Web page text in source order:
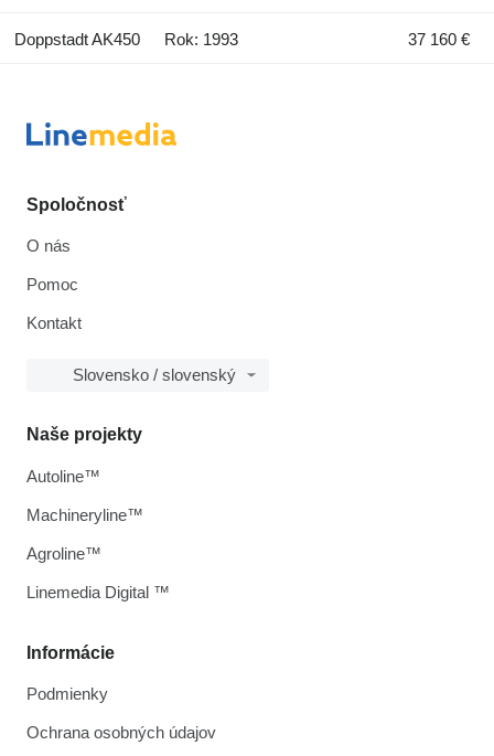
Doppstadt AK450 Rok: 1993 37 160 €
Spoločnosť
O nás
Pomoc
Kontakt
Slovensko / slovenský
Informácie
Podmienky
Ochrana osobných údajov
Naše projekty
Autoline™
Machineryline™
Agroline™
Linemedia Digital ™